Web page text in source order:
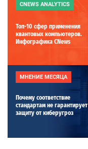
CNEWS ANALYTICS
Топ-10 сфер применения
квантовых компьютеров.
Инфографика CNews
МНЕНИЕ МЕСЯЦА
Почему соответствие
стандартам не гарантирует
защиту от киберугроз